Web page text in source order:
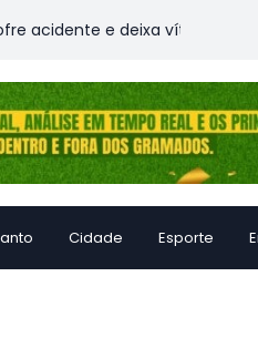
e deixa vítimas Família
Cidade Esporte